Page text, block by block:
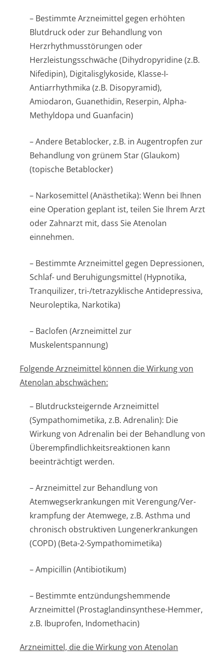
– Bestimmte Arzneimittel gegen erhöhten
Blutdruck oder zur Behandlung von
Herzrhythmusstörun­gen oder
Herzleistungsschwäche (Dihydropyridine (z.B.
Nifedipin), Digitalisglykoside, Klasse-I-
Antiarrhythmika (z.B. Disopyramid),
Amiodaron, Guanethidin, Reserpin, Alpha-
Methyldopa und Guanfacin)
– Andere Betablocker, z.B. in Augentropfen zur
Behandlung von grünem Star (Glaukom)
(topische Betablocker)
– Narkosemittel (Anästhetika): Wenn bei Ihnen
eine Operation geplant ist, teilen Sie Ihrem Arzt
oder Zahnarzt mit, dass Sie Atenolan
einnehmen.
– Bestimmte Arzneimittel gegen Depressionen,
Schlaf- und Beruhigungsmittel (Hypnotika,
Tranquilizer, tri-/tetrazyklische Antidepressiva,
Neuroleptika, Narkotika)
– Baclofen (Arzneimittel zur
Muskelentspannung)
Folgende Arzneimittel können die Wirkung von
Atenolan abschwächen:
– Blutdrucksteigernde Arzneimittel
(Sympathomimetika, z.B. Adrenalin): Die
Wirkung von Adrenalin bei der Behandlung von
Überempfindlichke­itsreaktionen kann
beeinträchtigt werden.
– Arzneimittel zur Behandlung von
Atemwegserkran­kungen mit Verengung/Ver­
krampfung der Atemwege, z.B. Asthma und
chronisch obstruktiven Lungenerkrankungen
(COPD) (Beta-2-Sympathomimetika)
– Ampicillin (Antibiotikum)
– Bestimmte entzündungshemmende
Arzneimittel (Prostaglandin­synthese-Hemmer,
z.B. Ibuprofen, Indomethacin)
Arzneimittel, die die Wirkung von Atenolan